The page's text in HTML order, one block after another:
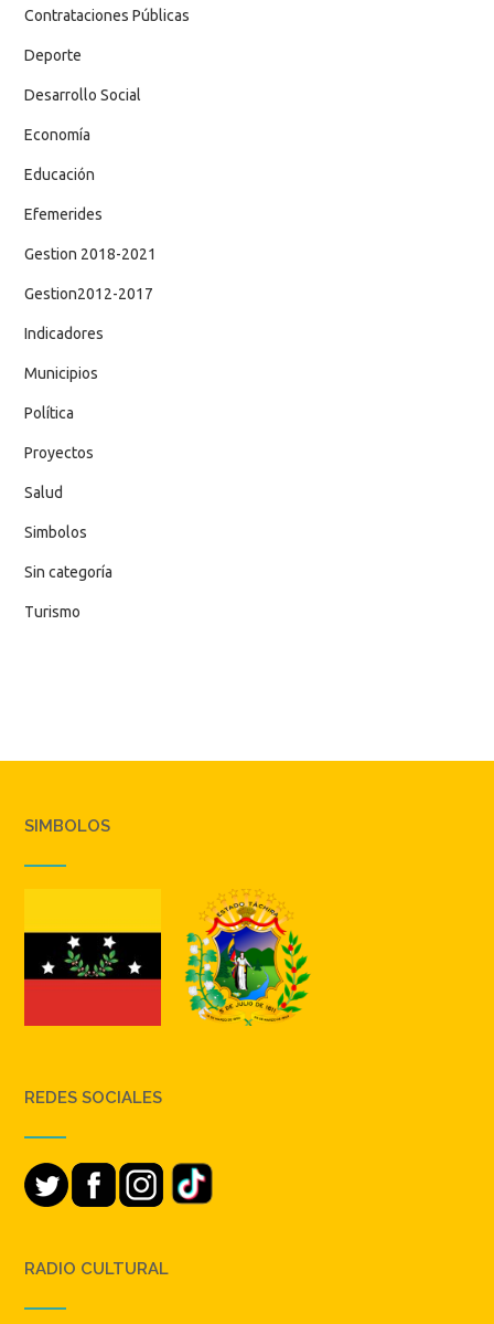
Contrataciones Públicas
Deporte
Desarrollo Social
Economía
Educación
Efemerides
Gestion 2018-2021
Gestion2012-2017
Indicadores
Municipios
Política
Proyectos
Salud
Simbolos
Sin categoría
Turismo
SIMBOLOS
REDES SOCIALES
RADIO CULTURAL